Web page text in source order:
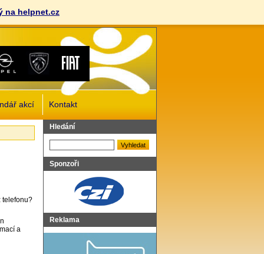
na helpnet.cz
akcí Kontakt
telefonu?
a
Hledání
Sponzoři
Reklama